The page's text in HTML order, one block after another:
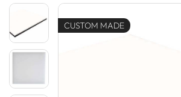
CUSTOM MADE